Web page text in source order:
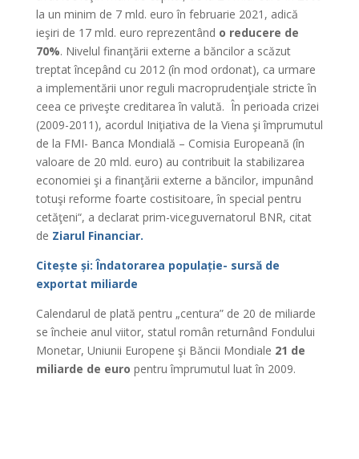
la un minim de 7 mld. euro în februarie 2021, adică
ieşiri de 17 mld. euro reprezentând o reducere de
70%. Nivelul finanţării externe a băncilor a scăzut
treptat începând cu 2012 (în mod ordonat), ca urmare
a implementării unor reguli macroprudenţiale stricte în
ceea ce priveşte creditarea în valută. În perioada crizei
(2009-2011), acordul Iniţiativa de la Viena şi împrumutul
de la FMI- Banca Mondială – Comisia Europeană (în
valoare de 20 mld. euro) au contribuit la stabilizarea
economiei şi a finanţării externe a băncilor, impunând
totuşi reforme foarte costisitoare, în special pentru
cetăţeni“, a declarat prim-viceguvernatorul BNR, citat
de Ziarul Financiar.
Citește și: Îndatorarea populație- sursă de
exportat miliarde
Calendarul de plată pentru „centura” de 20 de miliarde
se încheie anul viitor, statul român returnând Fondului
Monetar, Uniunii Europene şi Băncii Mondiale 21 de
miliarde de euro pentru împrumutul luat în 2009.